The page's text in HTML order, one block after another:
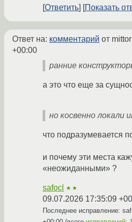
Ответить
Показать
Ответ на: комментарий от
+00:00
ранние
а это что еще за
но косвенно локали
что подразумевается
и почему эти места
«неожиданными» ?
safocl ★★
09.07.2026 17:35:09
Последнее исправление: